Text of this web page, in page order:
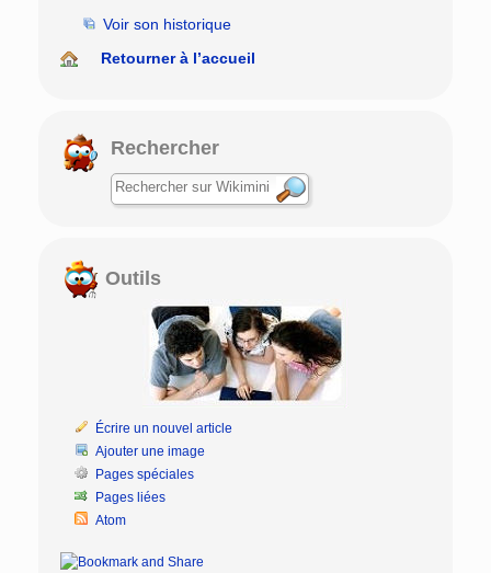
Voir son historique
Retourner à l’accueil
Rechercher
Outils
Écrire un nouvel article
Ajouter une image
Pages spéciales
Pages liées
Atom
Wikichampions du moment